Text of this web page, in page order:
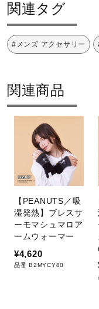
セール
その他
サポート
直営店一覧
取扱店一覧
ア
ド
弱
グ
関連タグ
#メンズ アクセサリー
関連商品
【PEANUTS／吸
湿発熱】ブレスサ
ーモマシュマロア
ームウォーマー
¥4,620
品番 B2MYCY80